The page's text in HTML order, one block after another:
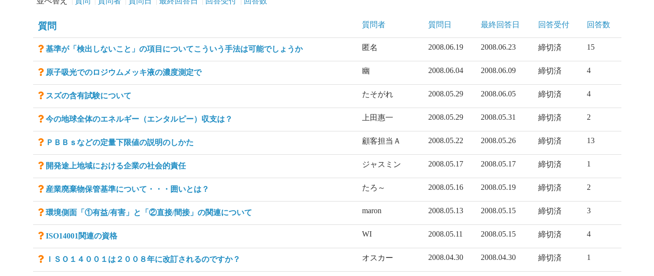
質問 質問者 質問日 最終回答日 回答受付 回答数
基準が「検出しないこと」の項目についてこういう手法は可能でしょうか 匿名 2008.06.19 2008.06.23 締切済 15
原子吸光でのロジウムメッキ液の濃度測定で 幽 2008.06.04 2008.06.09 締切済 4
スズの含有試験について たそがれ 2008.05.29 2008.06.05 締切済 4
今の地球全体のエネルギー（エンタルピー）収支は？ 上田惠一 2008.05.29 2008.05.31 締切済 2
ＰＢＢｓなどの定量下限値の説明のしかた 顧客担当Ａ 2008.05.22 2008.05.26 締切済 13
開発途上地域における企業の社会的責任 ジャスミン 2008.05.17 2008.05.17 締切済 1
産業廃棄物保管基準について・・・囲いとは？ たろ～ 2008.05.16 2008.05.19 締切済 2
環境側面「①有益/有害」と「②直接/間接」の関連について maron 2008.05.13 2008.05.15 締切済 3
ISO14001関連の資格 WI 2008.05.11 2008.05.15 締切済 4
ＩＳＯ１４００１は２００８年に改訂されるのですか？ オスカー 2008.04.30 2008.04.30 締切済 1